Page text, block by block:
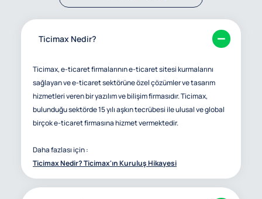
Ticimax Nedir?
Ticimax, e-ticaret firmalarının e-ticaret sitesi kurmalarını
sağlayan ve e-ticaret sektörüne özel çözümler ve tasarım
hizmetleri veren bir yazılım ve bilişim firmasıdır. Ticimax,
bulunduğu sektörde 15 yılı aşkın tecrübesi ile ulusal ve global
birçok e-ticaret firmasına hizmet vermektedir.
Daha fazlası için :
Ticimax Nedir? Ticimax'ın Kuruluş Hikayesi